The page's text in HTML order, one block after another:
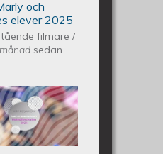
och
elever 2025
filmare/
sedan
-med KIM
-